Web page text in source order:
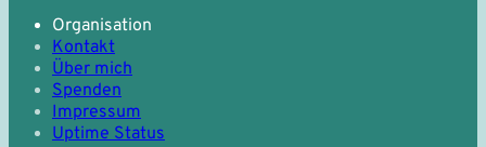
Organisation
Kontakt
Über mich
Spenden
Impressum
Uptime Status